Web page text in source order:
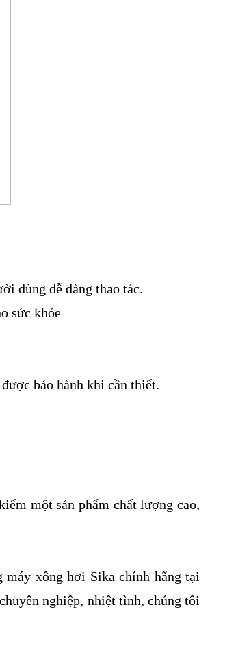
dùng dễ dàng thao tác.
sức khỏe
bảo hành khi cần thiết.
một sản phẩm chất lượng cao,
máy xông hơi Sika chính hãng tại
nghiệp, nhiệt tình, chúng tôi